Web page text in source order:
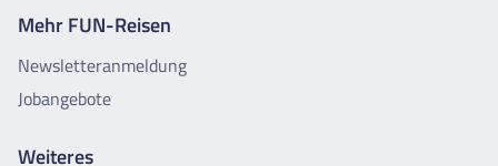
Mehr FUN-Reisen
Newsletteranmeldung
Jobangebote
Weiteres